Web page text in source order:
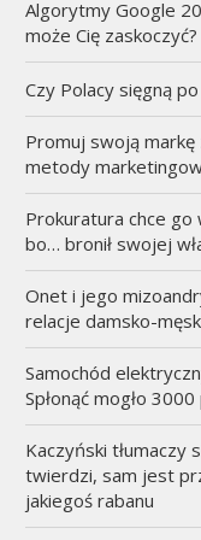
Algorytmy Google
może Cię zaskoczyć?
Czy Polacy sięgną
Promuj swoją
metody
Prokuratura chce go
bo… bronił swojej
Onet i jego
relacje damsko-
Samochód
Spłonąć mogło
Kaczyński tłumaczy
twierdzi, sam jest
jakiegoś rabanu